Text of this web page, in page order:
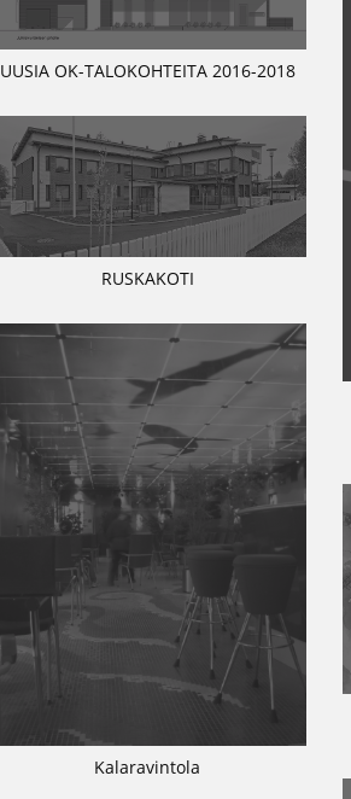
UUSIA OK-TALOKOHTEITA 2016-2018
RUSKAKOTI
Kalaravintola